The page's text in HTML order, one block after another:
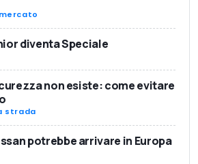
diventa Speciale
non esiste: come evitare
strada
potrebbe arrivare in Europa